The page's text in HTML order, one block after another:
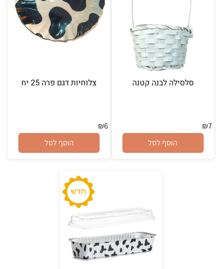
סלסילה לבנה קטנה
₪7
הוסף לסל
צלוחיות דגם פרה 25 יח
₪6
הוסף לסל